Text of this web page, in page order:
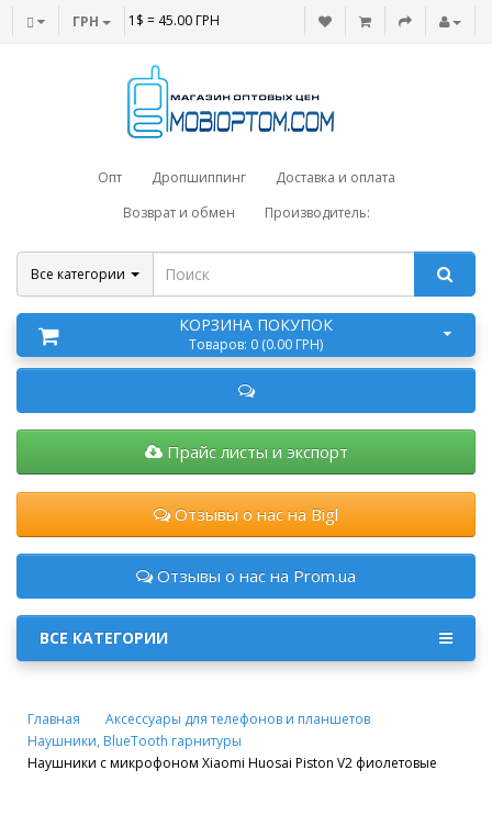
ГРН 1$ = 45.00 ГРН
Опт Дропшиппинг
Доставка и оплата
Возврат и обмен
Производитель:
Все категории
КОРЗИНА ПОКУПОК
Товаров: 0 (0.00 ГРН)
Прайс листы и экспорт
Отзывы о нас на Bigl
Отзывы о нас на Prom.ua
ВСЕ КАТЕГОРИИ
Главная
Аксессуары для телефонов и планшетов
Наушники, BlueTooth гарнитуры
Наушники с микрофоном Xiaomi Huosai Piston V2 фиолетовые